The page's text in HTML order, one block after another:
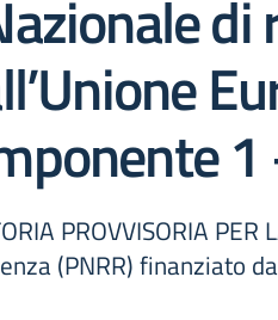
PROVVISORIA
(PNRR) finanziato